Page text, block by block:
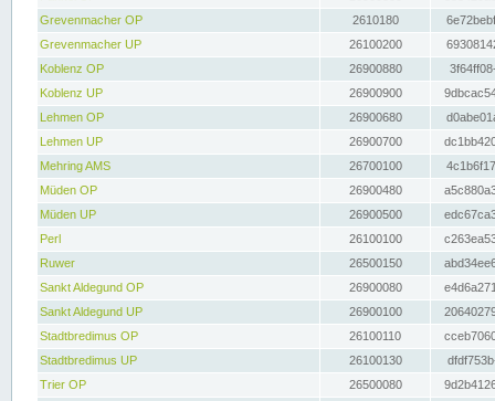
Grevenmacher OP
2610180
Grevenmacher UP
26100200
Koblenz OP
26900880
Koblenz UP
26900900
Lehmen OP
26900680
Lehmen UP
26900700
Mehring AMS
26700100
Müden OP
26900480
Müden UP
26900500
Perl
26100100
Ruwer
26500150
Sankt Aldegund OP
26900080
Sankt Aldegund UP
26900100
Stadtbredimus OP
26100110
Stadtbredimus UP
26100130
Trier OP
26500080